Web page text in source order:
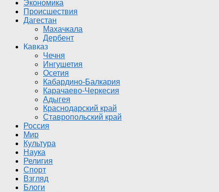
Экономика
Происшествия
Дагестан
Махачкала
Дербент
Кавказ
Чечня
Ингушетия
Осетия
Кабардино-Балкария
Карачаево-Черкесия
Адыгея
Краснодарский край
Ставропольский край
Россия
Мир
Культура
Наука
Религия
Спорт
Взгляд
Блоги